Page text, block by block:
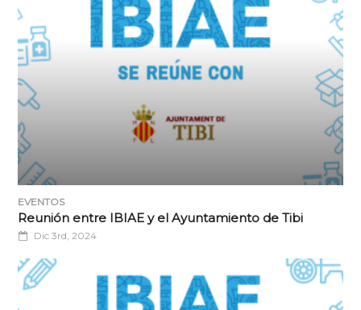
EVENTOS
Reunión entre IBIAE y el Ayuntamiento de Tibi
Dic 3rd, 2024